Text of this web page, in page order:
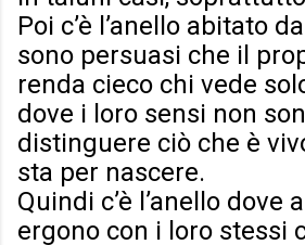
Poi c’è l’anello abitato
sono persuasi che il
renda cieco chi vede
dove i loro sensi non
distinguere ciò che è
sta per nascere.
Quindi c’è l’anello dove
ergono con i loro stessi